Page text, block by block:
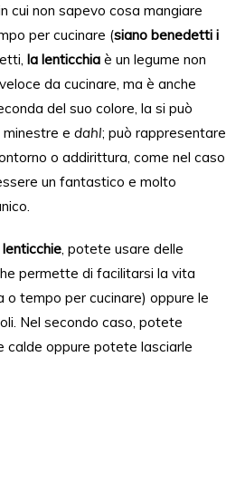
cui non sapevo cosa mangiare
per cucinare (siano benedetti i
la lenticchia è un legume non
da cucinare, ma è anche
del suo colore, la si può
e dahl; può rappresentare
o addirittura, come nel caso
un fantastico e molto
lenticchie , potete usare delle
permette di facilitarsi la vita
o tempo per cucinare) oppure le
Nel secondo caso, potete
calde oppure potete lasciarle